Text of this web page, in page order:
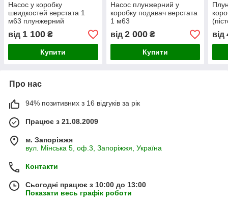
Насос у коробку
швидкостей верстата 1
м63 плунжерний
від 1 100 ₴
Купити
Насос плунжерний у
коробку подавач верстата
1 м63
від 2 000₴
Купити
від
Про нас
94% позитивних з 16 відгуків за рік
Працює з 21.08.2009
м. Запоріжжя
вул. Мінська 5, оф.3, Запоріжжя, Україна
Контакти
Сьогодні працює з 10:00 до 13:00
Показати весь графік роботи